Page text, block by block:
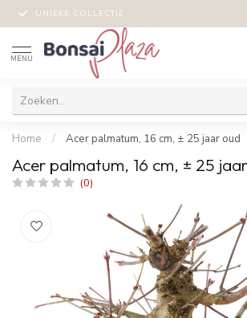
UNIEKE COLLECTIE
MENU
Home / Acer palmatum, 16 cm, ± 25 jaar oud
Acer palmatum, 16 cm, ± 25
(0)